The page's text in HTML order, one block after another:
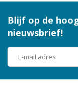
Blijf op de
nieuwsbrief!